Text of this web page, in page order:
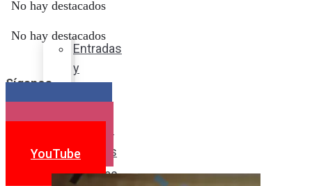
sabor
Entradas
y
Postres
Bebidas
No hay destacados
No hay destacados
Síganos
YouTube